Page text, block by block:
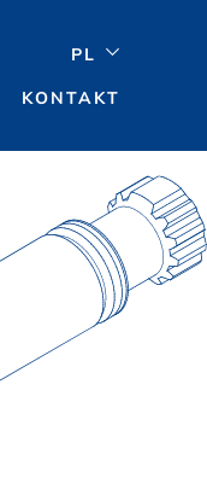
PL
KONTAKT